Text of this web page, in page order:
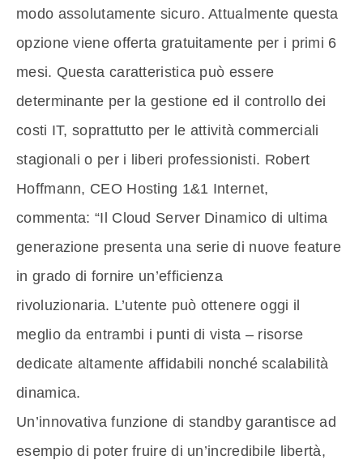
modo assolutamente sicuro. Attualmente questa
opzione viene offerta gratuitamente per i primi 6
mesi. Questa caratteristica può essere
determinante per la gestione ed il controllo dei
costi IT, soprattutto per le attività commerciali
stagionali o per i liberi professionisti. Robert
Hoffmann, CEO Hosting 1&1 Internet,
commenta: “Il Cloud Server Dinamico di ultima
generazione presenta una serie di nuove feature
in grado di fornire un’efficienza
rivoluzionaria. L’utente può ottenere oggi il
meglio da entrambi i punti di vista – risorse
dedicate altamente affidabili nonché scalabilità
dinamica.
Un’innovativa funzione di standby garantisce ad
esempio di poter fruire di un’incredibile libertà,